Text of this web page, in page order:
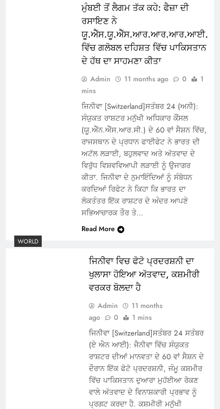
ਮੁੰਬਈ ਤੋਂ ਲੈਗਮ ਤੱਕ ਕਹੇ: ਫੈਜ਼ਾ ਦੀ
ਰਸਾਇਣ ਨੇ
ਯੂ.ਐੱਸ.ਯੂ.ਐੱਸ.ਆਰ.ਆਰ.ਆਰ.ਆਈ.
ਵਿੱਚ ਗਲੋਬਲ ਦਹਿਸ਼ਤ ਵਿੱਚ ਪਾਕਿਸਤਾਨ
ਦੇ ਹੱਥ ਦਾ ਸਾਹਮਣਾ ਕੀਤਾ
Admin 11 months ago 0
1
mins
ਜਿਨੀਵਾ [Switzerland]ਸਤੰਬਰ 24 (ਅਨੀ):
ਸੰਯੁਕਤ ਰਾਸ਼ਟਰ ਮਨੁੱਖੀ ਅਧਿਕਾਰ ਕੌਂਸਲ
(ਯੂ.ਐੱਨ.ਐੱਸ.ਆਰ.ਸੀ.) ਦੇ 60 ਵਾਂ ਸੈਸ਼ਨ ਵਿੱਚ,
ਰਾਜਸਥਾਨ ਦੇ ਪ੍ਰਧਾਨ ਫਾਈਫੇਟ ਨੇ ਭਾਰਤ ਦੀ
ਅਟੱਲ ਲੜਾਈ, ਬਹੁਲਵਾਦ ਅਤੇ ਅੱਤਵਾਦ ਦੇ
ਵਿਰੁੱਧ ਵਿਸ਼ਵਵਿਆਪੀ ਲੜਾਈ ਨੂੰ ਉਜਾਗਰ
ਕੀਤਾ. ਜਿਨੀਵਾ ਦੇ ਨੁਮਾਇੰਦਿਆਂ ਨੂੰ ਸੰਬੋਧਨ
ਕਰਦਿਆਂ ਰਿਫੇਟ ਨੇ ਕਿਹਾ ਕਿ ਭਾਰਤ ਦਾ
ਲੋਕਤੰਤਰ ਇੱਕ ਰਾਸ਼ਟਰ ਦੇ ਅੰਦਰ ਆਪਣੇ
ਸਭਿਆਚਾਰਕ ਤੌਰ ਤੇ…
Read More
WORLD
ਜਿਨੀਵਾ ਵਿਚ ਫੋਟੋ ਪ੍ਰਦਰਸ਼ਨੀ ਦਾ
ਖੁਲਾਸਾ ਹੋਇਆ ਅੱਤਵਾਦ, ਕਸ਼ਮੀਰੀ
ਵਰਕਰ ਬੋਲਦਾ ਹੈ
Admin
11 months
ago
0 1 mins
ਜਿਨੀਵਾ [Switzerland]ਸਤੰਬਰ 24 ਸਤੰਬਰ
(ਏ ਐਨ ਆਈ): ਜੈਨੀਵਾ ਵਿੱਚ ਸੰਯੁਕਤ
ਰਾਸ਼ਟਰ ਦੀਆਂ ਮਾਨਵਤਾ ਦੇ 60 ਵਾਂ ਸੈਸ਼ਨ ਦੇ
ਦੌਰਾਨ ਇੱਕ ਫੋਟੋ ਪ੍ਰਦਰਸ਼ਨੀ, ਜੰਮੂ ਕਸ਼ਮੀਰ
ਵਿੱਚ ਪਾਕਿਸਤਾਨ ਦੁਆਰਾ ਮੁਹੱਈਆ ਰੋਕਣ
ਵਾਲੇ ਅੱਤਵਾਦ ਦੇ ਵਿਨਾਸ਼ਕਾਰੀ ਪ੍ਰਭਾਵ ਨੂੰ
ਪ੍ਰਗਟ ਕਰਦਾ ਹੈ. ਕਸ਼ਮੀਰੀ ਮਨੁੱਖੀ